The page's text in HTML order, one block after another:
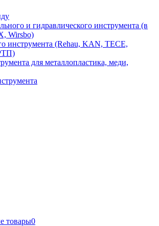
и гидравлического инструмента (в
Wirsbo)
инструмента (Rehau, KAN, TECE,
для металлопластика, меди,
товары0